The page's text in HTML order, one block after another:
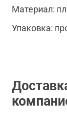
Материал:
Упаковка: